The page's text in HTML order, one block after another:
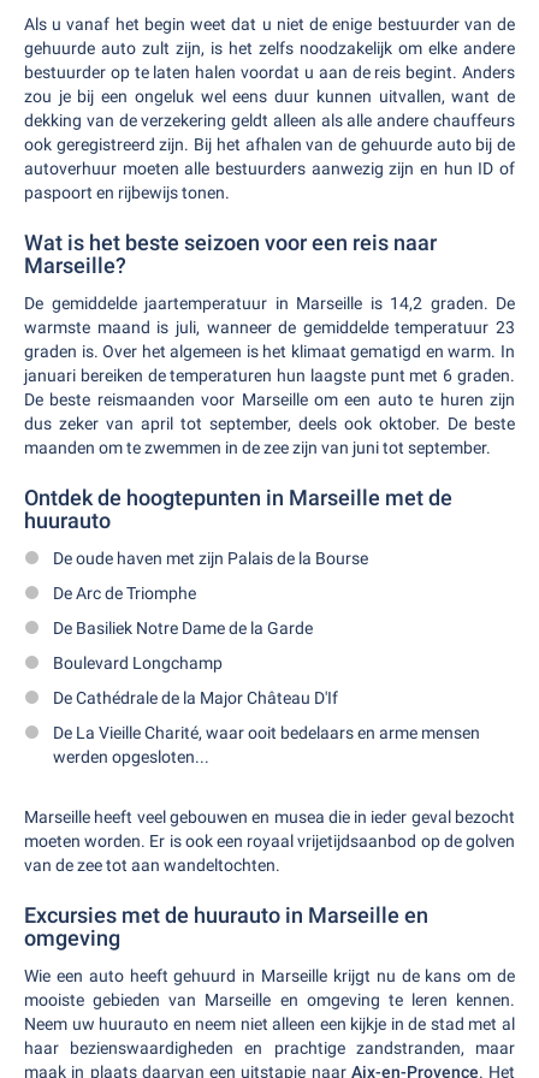
Als u vanaf het begin weet dat u niet de enige bestuurder van de
gehuurde auto zult zijn, is het zelfs noodzakelijk om elke andere
bestuurder op te laten halen voordat u aan de reis begint. Anders
zou je bij een ongeluk wel eens duur kunnen uitvallen, want de
dekking van de verzekering geldt alleen als alle andere chauffeurs
ook geregistreerd zijn. Bij het afhalen van de gehuurde auto bij de
autoverhuur moeten alle bestuurders aanwezig zijn en hun ID of
paspoort en rijbewijs tonen.
Wat is het beste seizoen voor een reis naar
Marseille?
De gemiddelde jaartemperatuur in Marseille is 14,2 graden. De
warmste maand is juli, wanneer de gemiddelde temperatuur 23
graden is. Over het algemeen is het klimaat gematigd en warm. In
januari bereiken de temperaturen hun laagste punt met 6 graden.
De beste reismaanden voor Marseille om een auto te huren zijn
dus zeker van april tot september, deels ook oktober. De beste
maanden om te zwemmen in de zee zijn van juni tot september.
Ontdek de hoogtepunten in Marseille met de
huurauto
De oude haven met zijn Palais de la Bourse
De Arc de Triomphe
De Basiliek Notre Dame de la Garde
Boulevard Longchamp
De Cathédrale de la Major Château D'If
De La Vieille Charité, waar ooit bedelaars en arme mensen
werden opgesloten...
Marseille heeft veel gebouwen en musea die in ieder geval bezocht
moeten worden. Er is ook een royaal vrijetijdsaanbod op de golven
van de zee tot aan wandeltochten.
Excursies met de huurauto in Marseille en
omgeving
Wie een auto heeft gehuurd in Marseille krijgt nu de kans om de
mooiste gebieden van Marseille en omgeving te leren kennen.
Neem uw huurauto en neem niet alleen een kijkje in de stad met al
haar bezienswaardigheden en prachtige zandstranden, maar
maak in plaats daarvan een uitstapje naar Aix-en-Provence. Het